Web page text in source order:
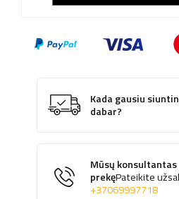
Kada gausiu
dabar?
Mūsų
prekęPateikite
+37069997718